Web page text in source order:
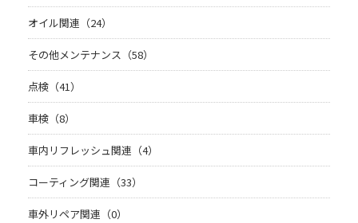
オイル関連（24）
その他メンテナンス（58）
点検（41）
車検（8）
車内リフレッシュ関連（4）
コーティング関連（33）
車外リペア関連（0）